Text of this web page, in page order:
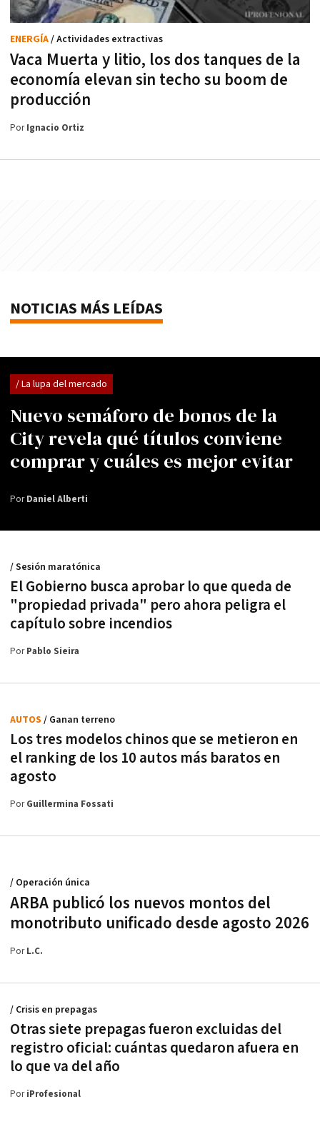
Vaca Muerta y litio, los dos tanques de la
economía elevan sin techo su boom de
producción
ENERGÍA/ Actividades extractivas
PorIgnacio Ortiz
NOTICIAS MÁS LEÍDAS
Nuevo semáforo de bonos de la
City revela qué títulos conviene
comprar y cuáles es mejor evitar
/ La lupa del mercado
PorDaniel Alberti
El Gobierno busca aprobar lo que queda de
"propiedad privada" pero ahora peligra el
capítulo sobre incendios
/ Sesión maratónica
PorPablo Sieira
Los tres modelos chinos que se metieron en
el ranking de los 10 autos más baratos en
agosto
AUTOS / Ganan terreno
PorGuillermina Fossati
ARBA publicó los nuevos montos del
monotributo unificado desde agosto 2026
/ Operación única
PorL.C.
Otras siete prepagas fueron excluidas del
registro oficial: cuántas quedaron afuera en
lo que va del año
/ Crisis en prepagas
PoriProfesional